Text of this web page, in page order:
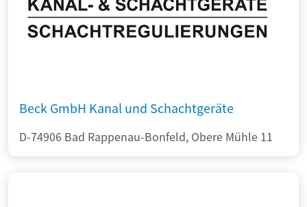
Beck GmbH Kanal und Schachtgeräte
D-74906 Bad Rappenau-Bonfeld, Obere Mühle 11